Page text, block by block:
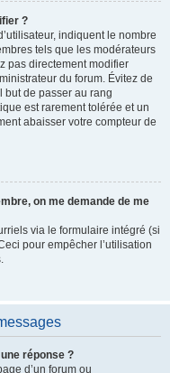
?
indiquent le nombre
tels que les modérateurs
pas directement modifier
du forum. Évitez de
but de passer au rang
est rarement tolérée et un
abaisser votre compteur de
on me demande de me
via le formulaire intégré (si
pour empêcher l’utilisation
réponse ?
d’un forum ou